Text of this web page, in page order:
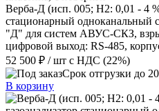
Верба-Д (исп. 005; H2: 0,01 - 4
стационарный
"Д" для систем АВУС-СКЗ,
цифровой выход: RS-485,
52 500 ₽ / шт с НДС (22%)
Срок отгрузки до
В корзину